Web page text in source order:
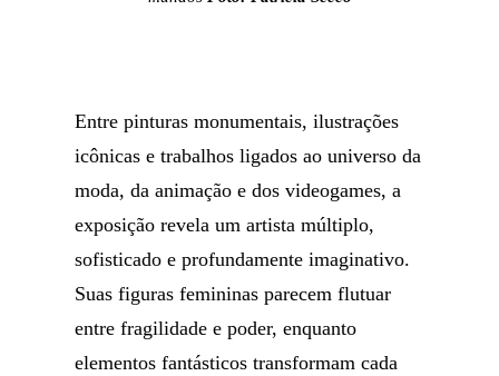
Entre pinturas monumentais, ilustrações
icônicas e trabalhos ligados ao universo da
moda, da animação e dos videogames, a
exposição revela um artista múltiplo,
sofisticado e profundamente imaginativo.
Suas figuras femininas parecem flutuar
entre fragilidade e poder, enquanto
elementos fantásticos transformam cada